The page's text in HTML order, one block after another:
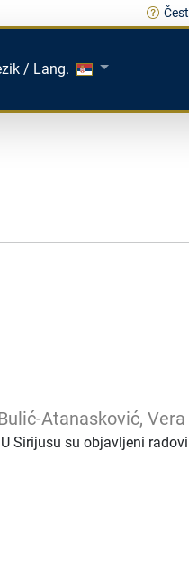
/ Lang.
Atanasković, Vera
Sirijusu su objavljeni radovi